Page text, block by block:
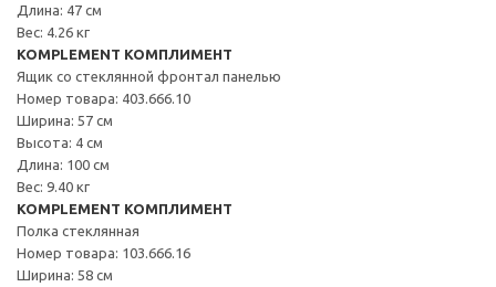
Длина: 47 см
Вес: 4.26 кг
KOMPLEMENT КОМПЛИМЕНТ
Ящик со стеклянной фронтал панелью
Номер товара: 403.666.10
Ширина: 57 см
Высота: 4 см
Длина: 100 см
Вес: 9.40 кг
KOMPLEMENT КОМПЛИМЕНТ
Полка стеклянная
Номер товара: 103.666.16
Ширина: 58 см